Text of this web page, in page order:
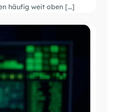
häufig weit oben […]